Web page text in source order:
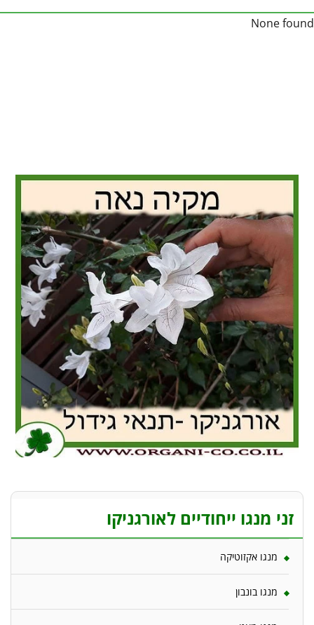
None found
זני מנגו ייחודיים לאורגניקו
מנגו אקזוטיקה
מנגו בונבון